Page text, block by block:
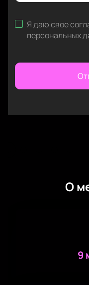
Я даю свое
персональных
О
9